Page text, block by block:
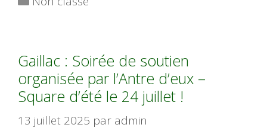
Gaillac : Soirée de soutien
organisée par l’Antre d’eux –
Square d’été le 24 juillet !
13 juillet 2025 par admin